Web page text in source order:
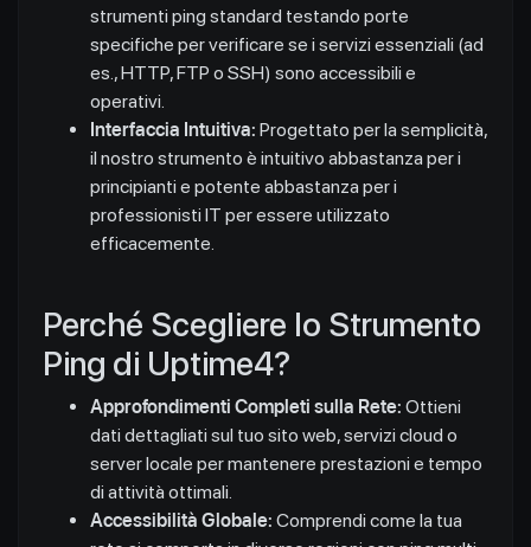
strumenti ping standard testando porte
specifiche per verificare se i servizi essenziali (ad
es., HTTP, FTP o SSH) sono accessibili e
operativi.
Interfaccia Intuitiva: Progettato per la semplicità,
il nostro strumento è intuitivo abbastanza per i
principianti e potente abbastanza per i
professionisti IT per essere utilizzato
efficacemente.
Perché Scegliere lo Strumento
Ping di Uptime4?
Approfondimenti Completi sulla Rete: Ottieni
dati dettagliati sul tuo sito web, servizi cloud o
server locale per mantenere prestazioni e tempo
di attività ottimali.
Accessibilità Globale: Comprendi come la tua